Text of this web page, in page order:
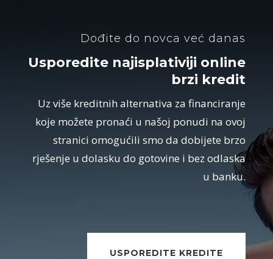
Dođite do novca već danas
Usporedite najisplativiji online
brzi kredit
Uz više kreditnih alternativa za financiranje
koje možete pronaći u našoj ponudi na ovoj
stranici omogućili smo da dobijete brzo
rješenje u dolasku do gotovine i bez odlaska
u banku.
USPOREDITE KREDITE